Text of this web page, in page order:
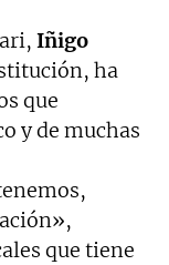
Iñigo
ha
que
y de muchas
que tiene